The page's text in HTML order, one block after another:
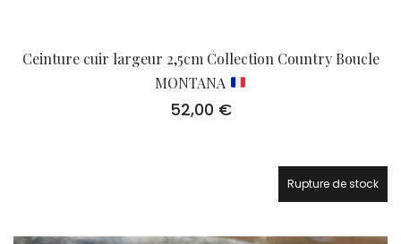
Ceinture cuir largeur 2,5cm Collection Country Boucle
MONTANA
52,00 €
Rupture de stock